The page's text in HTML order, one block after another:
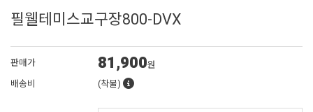
필웰테미스교구장800-DVX
판매가 81,900원
배송비
(착불)